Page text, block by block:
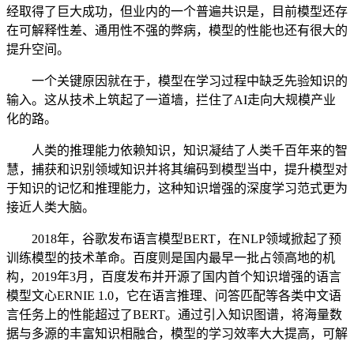
经取得了巨大成功，但业内的一个普遍共识是，目前模型还存
在可解释性差、通用性不强的弊病，模型的性能也还有很大的
提升空间。
一个关键原因就在于，模型在学习过程中缺乏先验知识的
输入。这从技术上筑起了一道墙，拦住了AI走向大规模产业
化的路。
人类的推理能力依赖知识，知识凝结了人类千百年来的智
慧，捕获和识别领域知识并将其编码到模型当中，提升模型对
于知识的记忆和推理能力，这种知识增强的深度学习范式更为
接近人类大脑。
2018年，谷歌发布语言模型BERT，在NLP领域掀起了预
训练模型的技术革命。百度则是国内最早一批占领高地的机
构，2019年3月，百度发布并开源了国内首个知识增强的语言
模型文心ERNIE 1.0，它在语言推理、问答匹配等各类中文语
言任务上的性能超过了BERT。通过引入知识图谱，将海量数
据与多源的丰富知识相融合，模型的学习效率大大提高，可解